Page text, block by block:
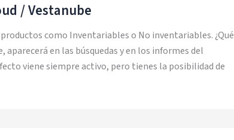
/ Vestanube
como Inventariables o No inventariables. ¿Qué
en las búsquedas y en los informes del
viene siempre activo, pero tienes la posibilidad de